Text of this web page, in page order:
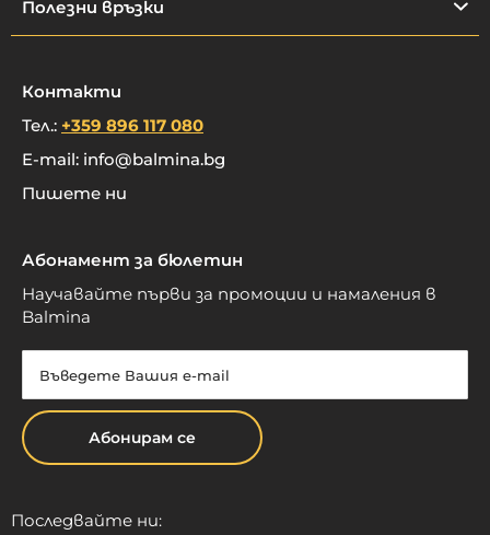
Полезни връзки
Контакти
Тел.: +359 896 117 080
E-mail: info@balmina.bg
Пишете ни
Абонамент за бюлетин
Научавайте първи за промоции и намаления в
Balmina
Абонирам се
Последвайте ни: